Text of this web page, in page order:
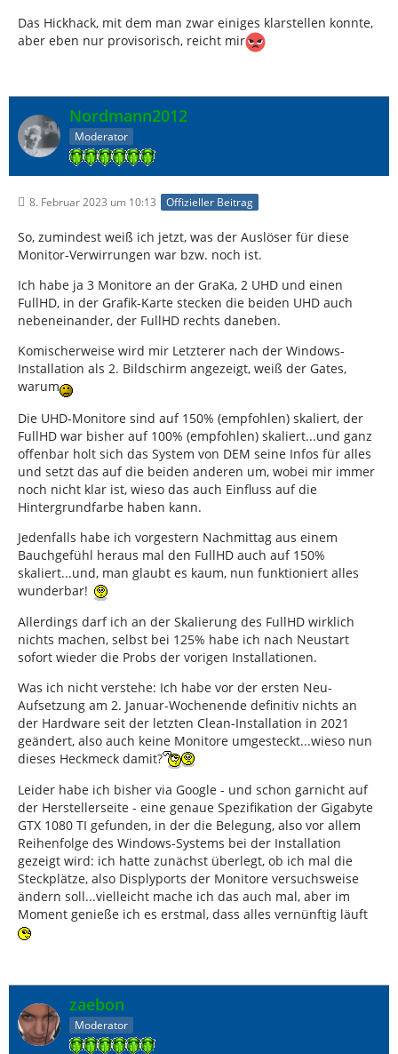
Das Hickhack, mit dem man zwar einiges klarstellen konnte,
aber eben nur provisorisch, reicht mir
Nordmann2012
Moderator
8. Februar 2023 um 10:13 Offizieller Beitrag
So, zumindest weiß ich jetzt, was der Auslöser für diese
Monitor-Verwirrungen war bzw. noch ist.
Ich habe ja 3 Monitore an der GraKa, 2 UHD und einen
FullHD, in der Grafik-Karte stecken die beiden UHD auch
nebeneinander, der FullHD rechts daneben.
Komischerweise wird mir Letzterer nach der Windows-
Installation als 2. Bildschirm angezeigt, weiß der Gates,
warum
Die UHD-Monitore sind auf 150% (empfohlen) skaliert, der
FullHD war bisher auf 100% (empfohlen) skaliert...und ganz
offenbar holt sich das System von DEM seine Infos für alles
und setzt das auf die beiden anderen um, wobei mir immer
noch nicht klar ist, wieso das auch Einfluss auf die
Hintergrundfarbe haben kann.
Jedenfalls habe ich vorgestern Nachmittag aus einem
Bauchgefühl heraus mal den FullHD auch auf 150%
skaliert...und, man glaubt es kaum, nun funktioniert alles
wunderbar!
Allerdings darf ich an der Skalierung des FullHD wirklich
nichts machen, selbst bei 125% habe ich nach Neustart
sofort wieder die Probs der vorigen Installationen.
Was ich nicht verstehe: Ich habe vor der ersten Neu-
Aufsetzung am 2. Januar-Wochenende definitiv nichts an
der Hardware seit der letzten Clean-Installation in 2021
geändert, also auch keine Monitore umgesteckt...wieso nun
dieses Heckmeck damit?
Leider habe ich bisher via Google - und schon garnicht auf
der Herstellerseite - eine genaue Spezifikation der Gigabyte
GTX 1080 TI gefunden, in der die Belegung, also vor allem
Reihenfolge des Windows-Systems bei der Installation
gezeigt wird: ich hatte zunächst überlegt, ob ich mal die
Steckplätze, also Displyports der Monitore versuchsweise
ändern soll...vielleicht mache ich das auch mal, aber im
Moment genieße ich es erstmal, dass alles vernünftig läuft
zaebon
Moderator